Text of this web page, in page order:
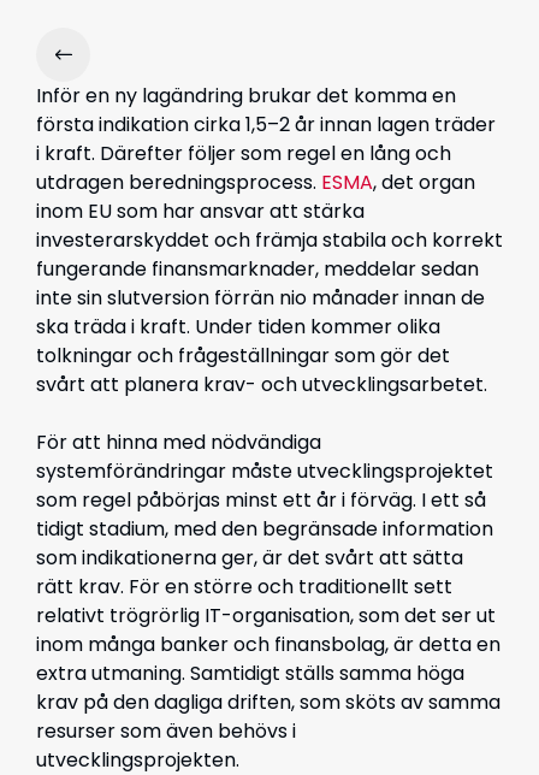
Inför en ny lagändring brukar det komma en
första indikation cirka 1,5–2 år innan lagen träder
i kraft. Därefter följer som regel en lång och
utdragen beredningsprocess. ESMA, det organ
inom EU som har ansvar att stärka
investerarskyddet och främja stabila och korrekt
fungerande finansmarknader, meddelar sedan
inte sin slutversion förrän nio månader innan de
ska träda i kraft. Under tiden kommer olika
tolkningar och frågeställningar som gör det
svårt att planera krav- och utvecklingsarbetet.
För att hinna med nödvändiga
systemförändringar måste utvecklingsprojektet
som regel påbörjas minst ett år i förväg. I ett så
tidigt stadium, med den begränsade information
som indikationerna ger, är det svårt att sätta
rätt krav. För en större och traditionellt sett
relativt trögrörlig IT-organisation, som det ser ut
inom många banker och finansbolag, är detta en
extra utmaning. Samtidigt ställs samma höga
krav på den dagliga driften, som sköts av samma
resurser som även behövs i
utvecklingsprojekten.